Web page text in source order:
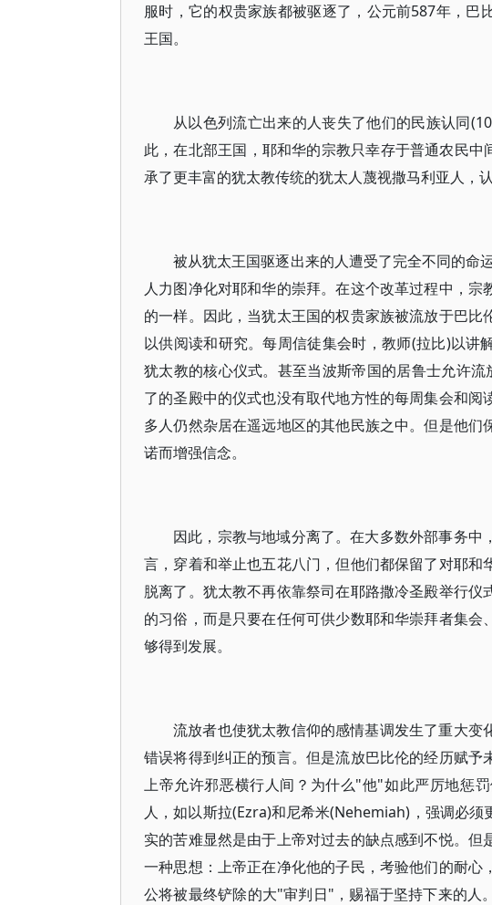
服时，它的权贵家族都被驱逐了，公元前587年，巴
王国。
从以色列流亡出来的人丧失了他们的民族认同
此，在北部王国，耶和华的宗教只幸存于普通农民
承了更丰富的犹太教传统的犹太人蔑视撒马利亚人，
被从犹太王国驱逐出来的人遭受了完全不同的命
人力图净化对耶和华的崇拜。在这个改革过程中，
的一样。因此，当犹太王国的权贵家族被流放于巴比
以供阅读和研究。每周信徒集会时，教师(拉比)以讲
犹太教的核心仪式。甚至当波斯帝国的居鲁士允许
了的圣殿中的仪式也没有取代地方性的每周集会和
多人仍然杂居在遥远地区的其他民族之中。但是他
诺而增强信念。
因此，宗教与地域分离了。在大多数外部事务
言，穿着和举止也五花八门，但他们都保留了对耶
脱离了。犹太教不再依靠祭司在耶路撒冷圣殿举行
的习俗，而是只要在任何可供少数耶和华崇拜者集
够得到发展。
流放者也使犹太教信仰的感情基调发生了重大
错误将得到纠正的预言。但是流放巴比伦的经历赋
上帝允许邪恶横行人间？为什么"他"如此严厉地惩
人，如以斯拉(Ezra)和尼希米(Nehemiah)，强调必
实的苦难显然是由于上帝对过去的缺点感到不悦。
一种思想：上帝正在净化他的子民，考验他们的耐
公将被最终铲除的大"审判日"，赐福于坚持下来的